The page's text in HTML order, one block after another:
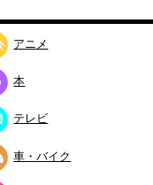
アニメ
本
テレビ
車・バイク